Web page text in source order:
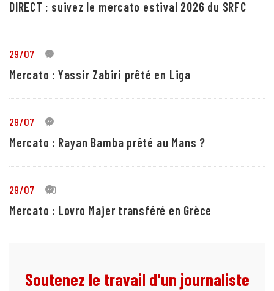
DIRECT : suivez le mercato estival 2026 du SRFC
29/07 5
Mercato : Yassir Zabiri prêté en Liga
29/07 1
Mercato : Rayan Bamba prêté au Mans ?
29/07 10
Mercato : Lovro Majer transféré en Grèce
Soutenez le travail d'un journaliste